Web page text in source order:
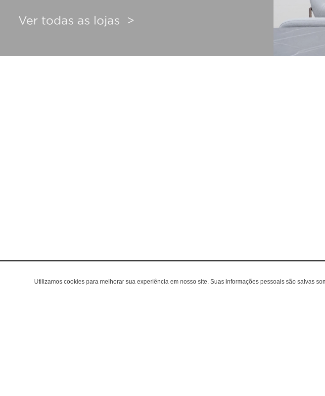
Utilizamos cookies para melhorar sua experiência em nosso site. Suas informações pessoais são salvas